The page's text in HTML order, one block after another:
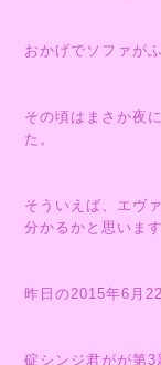
おかげでソファが
その頃はまさか夜
た。
そういえば、エヴ
分かるかと思います
昨日の2015年6月
碇シンジ君がが第3